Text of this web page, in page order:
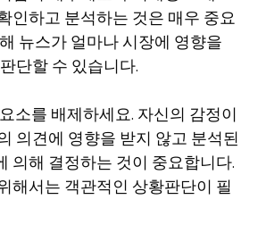
인하고 분석하는 것은 매우 중요
뉴스가 얼마나 시장에 영향을
단할 수 있습니다.
소를 배제하세요. 자신의 감정이
의견에 영향을 받지 않고 분석된
의해 결정하는 것이 중요합니다.
해서는 객관적인 상황판단이 필